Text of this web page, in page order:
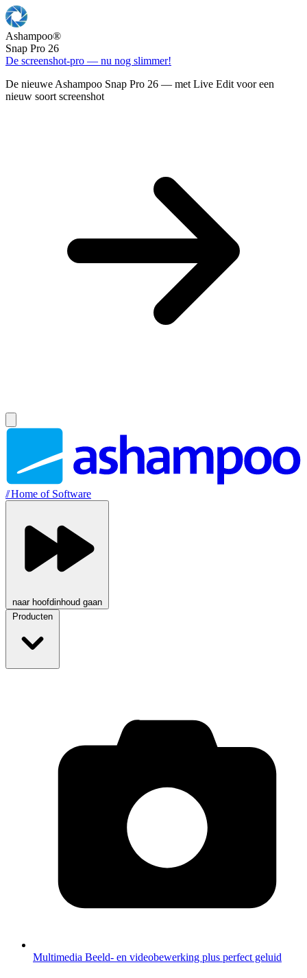
Ashampoo®
Snap Pro 26
De screenshot-pro — nu nog slimmer!
De nieuwe Ashampoo Snap Pro 26 — met Live Edit voor een
nieuw soort screenshot
//Home of Software
naar hoofdinhoud gaan
Producten
Multimedia Beeld- en videobewerking plus perfect geluid